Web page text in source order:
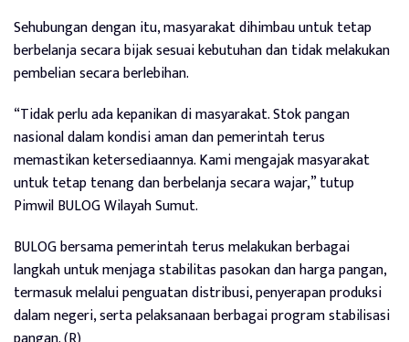
Sehubungan dengan itu, masyarakat dihimbau untuk tetap
berbelanja secara bijak sesuai kebutuhan dan tidak melakukan
pembelian secara berlebihan.
“Tidak perlu ada kepanikan di masyarakat. Stok pangan
nasional dalam kondisi aman dan pemerintah terus
memastikan ketersediaannya. Kami mengajak masyarakat
untuk tetap tenang dan berbelanja secara wajar,” tutup
Pimwil BULOG Wilayah Sumut.
BULOG bersama pemerintah terus melakukan berbagai
langkah untuk menjaga stabilitas pasokan dan harga pangan,
termasuk melalui penguatan distribusi, penyerapan produksi
dalam negeri, serta pelaksanaan berbagai program stabilisasi